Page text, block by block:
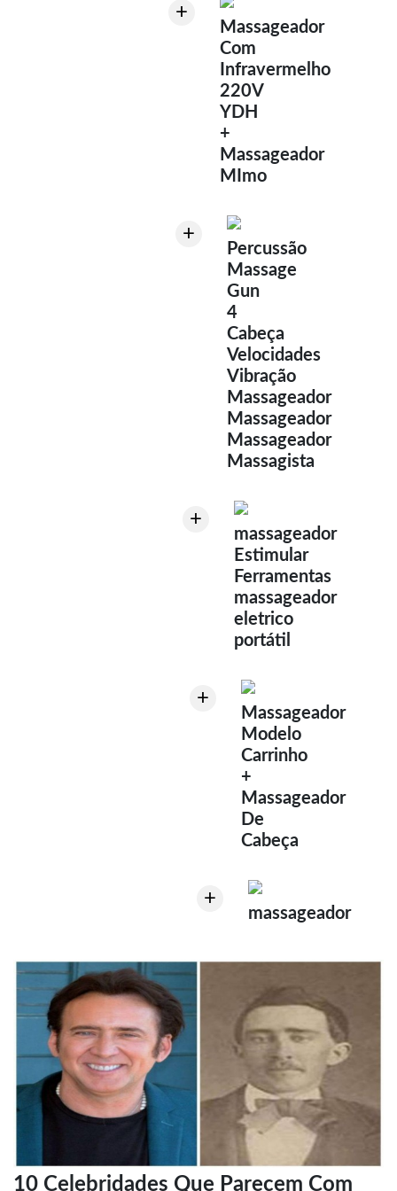
+
Massageador
Com
Infravermelho
220V
YDH
+
Massageador
MImo
+
Percussão
Massage
Gun
4
Cabeça
Velocidades
Vibração
Massageador
Massageador
Massageador
Massagista
+
massageador
Estimular
Ferramentas
massageador
eletrico
portátil
+
Massageador
Modelo
Carrinho
+
Massageador
De
Cabeça
+
massageador
10 Celebridades Que Parecem Com